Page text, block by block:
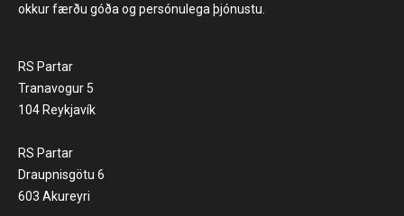
okkur færðu góða og persónulega þjónustu.
RS Partar
Tranavogur 5
104 Reykjavík
RS Partar
Draupnisgötu 6
603 Akureyri